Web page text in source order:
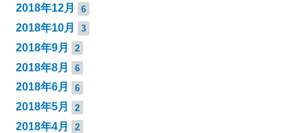
2018年12月 6
2018年10月 3
2018年9月 2
2018年8月 6
2018年6月 6
2018年5月 2
2018年4月 2